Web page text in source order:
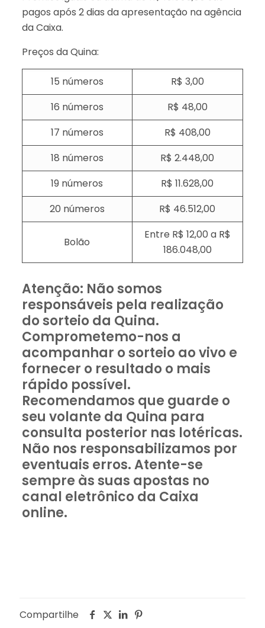
pagos após 2 dias da apresentação na agência
da Caixa.
Preços da Quina:
15 números
R$ 3,00
16 números
R$ 48,00
17 números
R$ 408,00
18 números
R$ 2.448,00
19 números
R$ 11.628,00
20 números
R$ 46.512,00
Bolão
Entre R$ 12,00 a R$
186.048,00
Atenção: Não somos
responsáveis pela realização
do sorteio da Quina.
Comprometemo-nos a
acompanhar o sorteio ao vivo e
fornecer o resultado o mais
rápido possível.
Recomendamos que guarde o
seu volante da Quina para
consulta posterior nas lotéricas.
Não nos responsabilizamos por
eventuais erros. Atente-se
sempre às suas apostas no
canal eletrônico da Caixa
online.
Compartilhe